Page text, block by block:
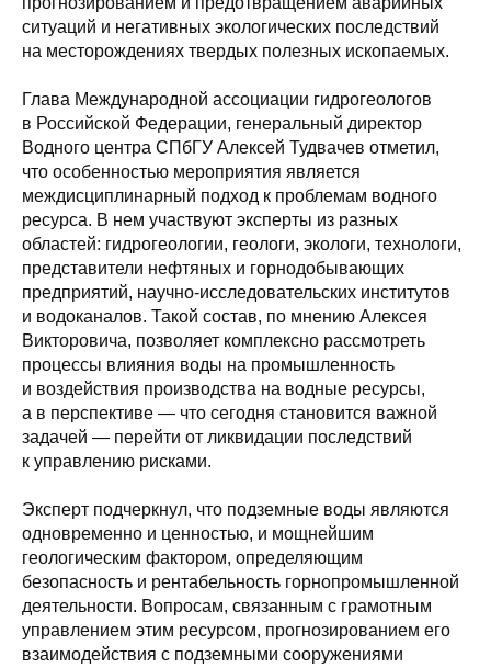
ситуаций и негативных экологических последствий
на месторождениях твердых полезных ископаемых.
Глава Международной ассоциации гидрогеологов
в Российской Федерации, генеральный директор
Водного центра СПбГУ Алексей Тудвачев отметил,
что особенностью мероприятия является
междисциплинарный подход к проблемам водного
ресурса. В нем участвуют эксперты из разных
областей: гидрогеологии, геологи, экологи, технологи,
представители нефтяных и горнодобывающих
предприятий, научно-исследовательских институтов
и водоканалов. Такой состав, по мнению Алексея
Викторовича, позволяет комплексно рассмотреть
процессы влияния воды на промышленность
и воздействия производства на водные ресурсы,
а в перспективе — что сегодня становится важной
задачей — перейти от ликвидации последствий
к управлению рисками.
Эксперт подчеркнул, что подземные воды являются
одновременно и ценностью, и мощнейшим
геологическим фактором, определяющим
безопасность и рентабельность горнопромышленной
деятельности. Вопросам, связанным с грамотным
управлением этим ресурсом, прогнозированием его
взаимодействия с подземными сооружениями